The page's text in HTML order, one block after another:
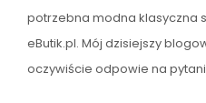
potrzebna modna klasyczna
eButik.pl. Mój dzisiejszy
oczywiście odpowie na